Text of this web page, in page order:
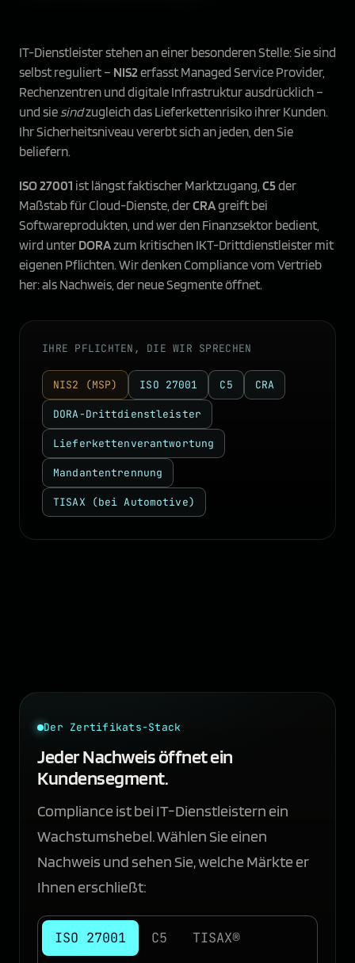
IT-Dienstleister stehen an einer besonderen Stelle: Sie sind
selbst reguliert – NIS2 erfasst Managed Service Provider,
Rechenzentren und digitale Infrastruktur ausdrücklich –
und sie sindzugleich das Lieferkettenrisiko ihrer Kunden.
Ihr Sicherheitsniveau vererbt sich an jeden, den Sie
beliefern.
ISO 27001 ist längst faktischer Marktzugang, C5der
Maßstab für Cloud-Dienste, derCRAgreift bei
Softwareprodukten, und wer den Finanzsektor bedient,
wird unter DORAzum kritischen IKT-Drittdienstleister mit
eigenen Pflichten. Wir denken Compliance vom Vertrieb
her: als Nachweis, der neue Segmente öffnet.
IHRE PFLICHTEN, DIE WIR SPRECHEN
NIS2 (MSP) ISO 27001 C5 CRA
DORA-Drittdienstleister
Lieferkettenverantwortung
Mandantentrennung
TISAX (bei Automotive)
Der Zertifikats-Stack
Jeder Nachweis öffnet ein
Kundensegment.
Compliance ist bei IT-Dienstleistern ein
Wachstumshebel. Wählen Sie einen
Nachweis und sehen Sie, welche Märkte er
Ihnen erschließt:
ISO 27001 C5 TISAX®